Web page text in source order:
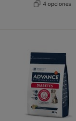
4 opciones